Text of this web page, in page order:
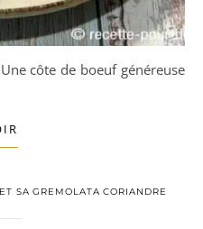
SA GREMOLATA CORIANDRE